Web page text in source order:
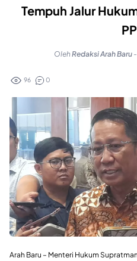
Tempuh Jalur
OlehRedaksi Arah Baru -
96 0
Arah Baru – Menteri Hukum